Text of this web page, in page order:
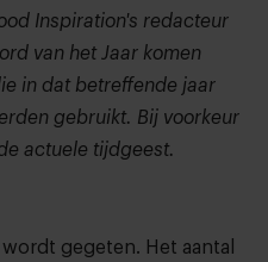
Inspiration's redacteur
van het Jaar komen
in dat betreffende jaar
gebruikt. Bij voorkeur
actuele tijdgeest.
gegeten. Het aantal